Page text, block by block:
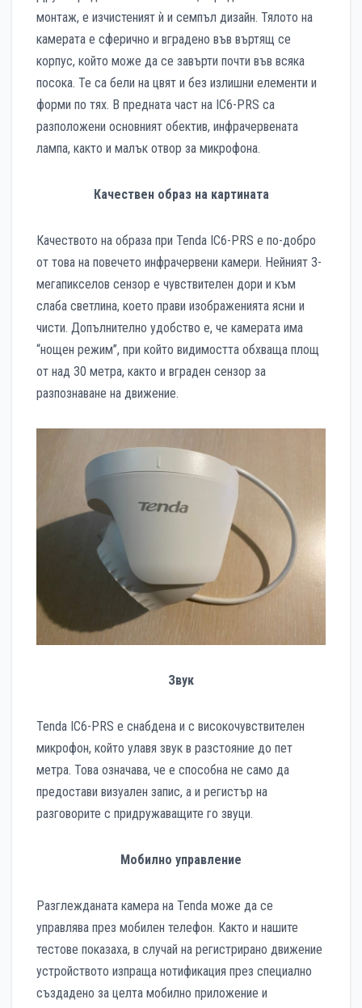
монтаж, е изчистеният ѝ и семпъл дизайн. Тялото на
камерата е сферично и вградено във въртящ се
корпус, който може да се завърти почти във всяка
посока. Те са бели на цвят и без излишни елементи и
форми по тях. В предната част на IC6-PRS са
разположени основният обектив, инфрачервената
лампа, както и малък отвор за микрофона.
Качествен образ на картината
Качеството на образа при Tenda IC6-PRS е по-добро
от това на повечето инфрачервени камери. Нейният 3-
мегапикселов сензор е чувствителен дори и към
слаба светлина, което прави изображенията ясни и
чисти. Допълнително удобство е, че камерата има
“нощен режим”, при който видимостта обхваща площ
от над 30 метра, както и вграден сензор за
разпознаване на движение.
Звук
Tenda IC6-PRS е снабдена и с високочувствителен
микрофон, който улавя звук в разстояние до пет
метра. Това означава, че е способна не само да
предостави визуален запис, а и регистър на
разговорите с придружаващите го звуци.
Мобилно управление
Разглежданата камера на Tenda може да се
управлява през мобилен телефон. Както и нашите
тестове показаха, в случай на регистрирано движение
устройството изпраща нотификация през специално
създадено за целта мобилно приложение и